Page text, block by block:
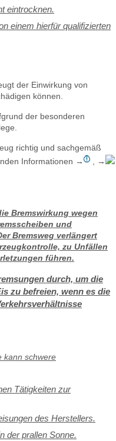
eintrocknen.
einem hierfür qualifizierten
der Einwirkung von
können.
der besonderen
richtig und sachgemäß
Informationen →
, →
Bremswirkung wegen
und
Bremsweg verlängert
zu Unfällen
führen.
durch, um die
zu befreien, wenn es die
kann schwere
Tätigkeiten zur
des Herstellers.
der prallen Sonne.